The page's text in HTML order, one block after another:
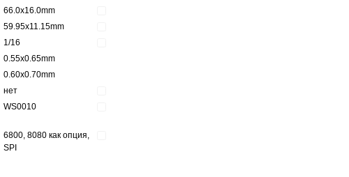
66.0x16.0mm
59.95x11.15mm
1/16
0.55x0.65mm
0.60x0.70mm
нет
WS0010
6800, 8080 как опция,
SPI